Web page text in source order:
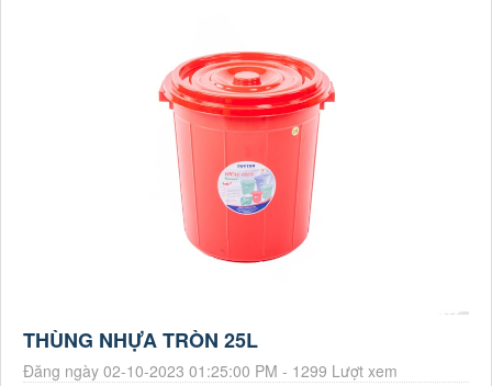
THÙNG NHỰA TRÒN 25L
Đăng ngày 02-10-2023 01:25:00 PM - 1299 Lượt xem